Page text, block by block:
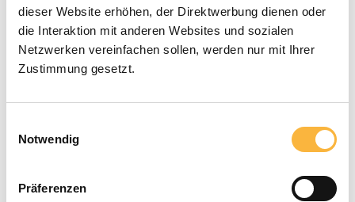
dieser Website erhöhen, der Direktwerbung dienen oder
die Interaktion mit anderen Websites und sozialen
Netzwerken vereinfachen sollen, werden nur mit Ihrer
Zustimmung gesetzt.
Notwendig
Präferenzen
Zubehör passend für Hochboden
Zubehör passend für Flachboden
Varroa & Reinigung